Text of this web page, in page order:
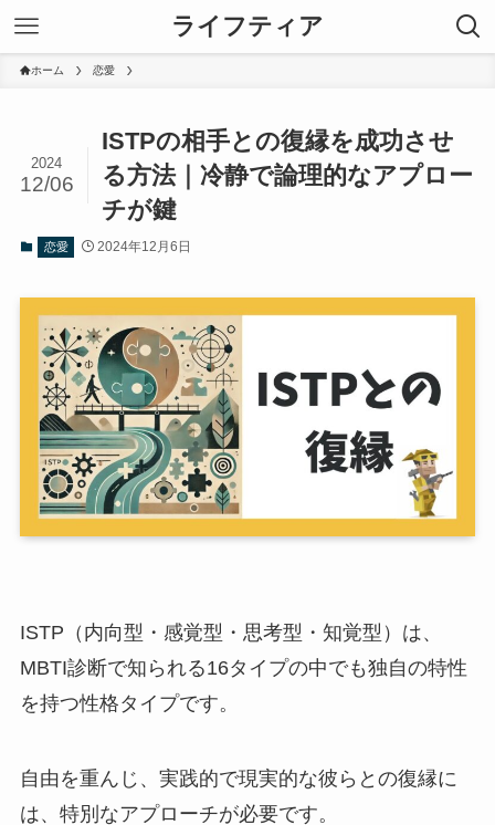
ライフティア
ホーム 恋愛
ISTPの相手との復縁を成功させ
る方法｜冷静で論理的なアプロー
チが鍵
2024
12/06
恋愛 2024年12月6日
ISTP（内向型・感覚型・思考型・知覚型）は、
MBTI診断で知られる16タイプの中でも独自の特性
を持つ性格タイプです。
自由を重んじ、実践的で現実的な彼らとの復縁に
は、特別なアプローチが必要です。